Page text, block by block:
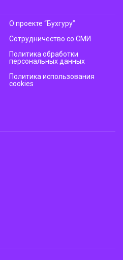
О проекте “Бухгуру”
Сотрудничество со СМИ
Политика обработки
персональных данных
Политика использования
cookies